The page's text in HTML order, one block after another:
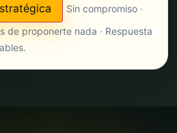
Sin compromiso ·
de proponerte nada · Respuesta